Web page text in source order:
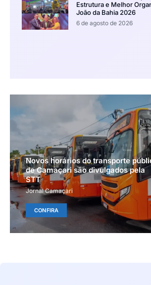
Estrutura e Melhor
João da Bahia 2026
6 de agosto de 2026
Novos horários do transporte
de Camaçari são divulgados pela
STT
Jornal Camaçari
CONFIRA